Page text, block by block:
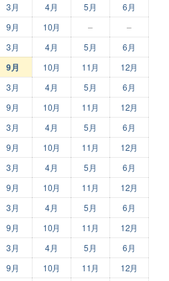
3月 4月 5月
6月
9月 10月 – –
3月 4月 5月
6月
9月 10月 11月 12月
3月 4月 5月
6月
9月 10月 11月 12月
3月 4月 5月
6月
9月 10月 11月 12月
3月 4月 5月
6月
9月 10月 11月 12月
3月 4月 5月
6月
9月 10月 11月 12月
3月 4月 5月
6月
9月 10月 11月 12月